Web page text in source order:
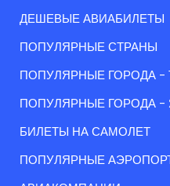
ДЕШЕВЫЕ АВИАБИЛЕТЫ
ПОПУЛЯРНЫЕ СТРАНЫ
ПОПУЛЯРНЫЕ ГОРОДА -
ПОПУЛЯРНЫЕ ГОРОДА -
БИЛЕТЫ НА САМОЛЕТ
ПОПУЛЯРНЫЕ